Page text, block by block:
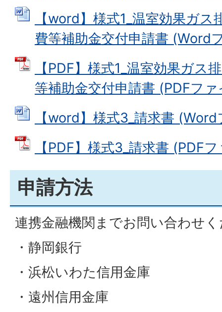
【word】様式1_温室効果ガ
費等補助金交付申請書 (Word
【PDF】様式1_温室効果ガス
等補助金交付申請書 (PDFフ
【word】様式3_請求書
【PDF】様式3_請求書 (PDF
申請方法
連携金融機関までお問い合わせ
・静岡銀行
・浜松いわた信用金庫
・遠州信用金庫